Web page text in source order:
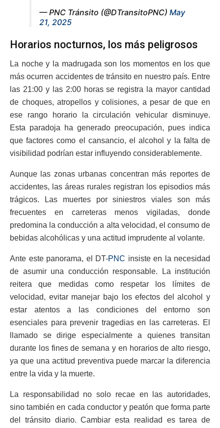
— PNC Tránsito (@DTransitoPNC) May
21, 2025
Horarios nocturnos, los más peligrosos
La noche y la madrugada son los momentos en los que
más ocurren accidentes de tránsito en nuestro país. Entre
las 21:00 y las 2:00 horas se registra la mayor cantidad
de choques, atropellos y colisiones, a pesar de que en
ese rango horario la circulación vehicular disminuye.
Esta paradoja ha generado preocupación, pues indica
que factores como el cansancio, el alcohol y la falta de
visibilidad podrían estar influyendo considerablemente.
Aunque las zonas urbanas concentran más reportes de
accidentes, las áreas rurales registran los episodios más
trágicos. Las muertes por siniestros viales son más
frecuentes en carreteras menos vigiladas, donde
predomina la conducción a alta velocidad, el consumo de
bebidas alcohólicas y una actitud imprudente al volante.
Ante este panorama, el DT-PNC insiste en la necesidad
de asumir una conducción responsable. La institución
reitera que medidas como respetar los límites de
velocidad, evitar manejar bajo los efectos del alcohol y
estar atentos a las condiciones del entorno son
esenciales para prevenir tragedias en las carreteras. El
llamado se dirige especialmente a quienes transitan
durante los fines de semana y en horarios de alto riesgo,
ya que una actitud preventiva puede marcar la diferencia
entre la vida y la muerte.
La responsabilidad no solo recae en las autoridades,
sino también en cada conductor y peatón que forma parte
del tránsito diario. Cambiar esta realidad es tarea de